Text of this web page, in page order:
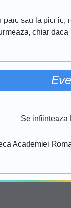
sau la picnic,
chiar
Se infiinteaza
Academiei